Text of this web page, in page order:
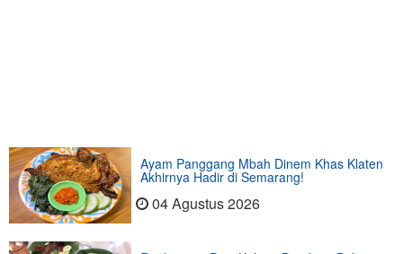
Ayam Panggang Mbah Dinem Khas Klaten
Akhirnya Hadir di Semarang!
04 Agustus 2026